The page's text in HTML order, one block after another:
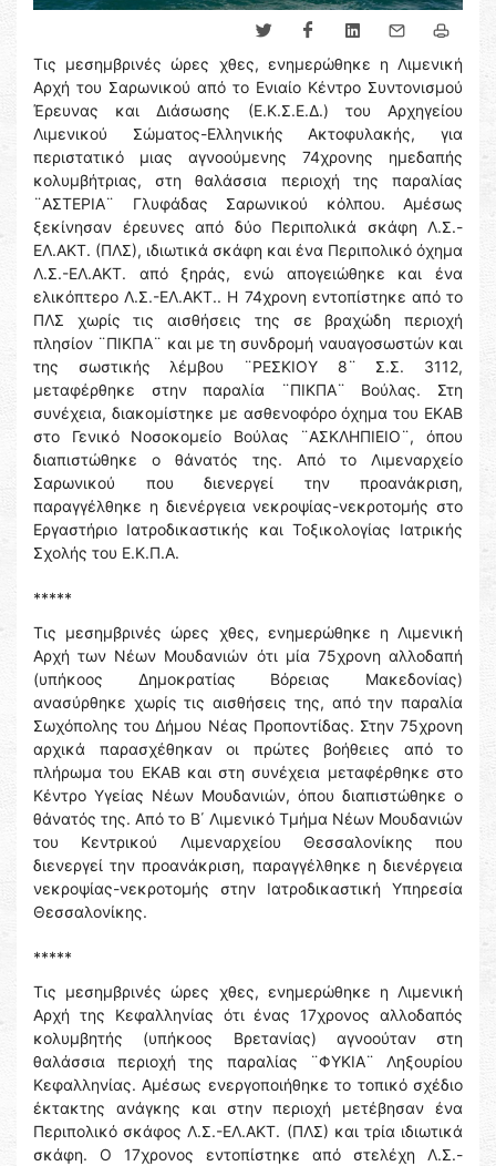
Τις μεσημβρινές ώρες χθες, ενημερώθηκε η Λιμενική
Αρχή του Σαρωνικού από το Ενιαίο Κέντρο Συντονισμού
Έρευνας και Διάσωσης (Ε.Κ.Σ.Ε.Δ.) του Αρχηγείου
Λιμενικού Σώματος-Ελληνικής Ακτοφυλακής, για
περιστατικό μιας αγνοούμενης 74χρονης ημεδαπής
κολυμβήτριας, στη θαλάσσια περιοχή της παραλίας
¨ΑΣΤΕΡΙΑ¨ Γλυφάδας Σαρωνικού κόλπου. Αμέσως
ξεκίνησαν έρευνες από δύο Περιπολικά σκάφη Λ.Σ.-
ΕΛ.ΑΚΤ. (ΠΛΣ), ιδιωτικά σκάφη και ένα Περιπολικό όχημα
Λ.Σ.-ΕΛ.ΑΚΤ. από ξηράς, ενώ απογειώθηκε και ένα
ελικόπτερο Λ.Σ.-ΕΛ.ΑΚΤ.. Η 74χρονη εντοπίστηκε από το
ΠΛΣ χωρίς τις αισθήσεις της σε βραχώδη περιοχή
πλησίον ¨ΠΙΚΠΑ¨ και με τη συνδρομή ναυαγοσωστών και
της σωστικής λέμβου ¨ΡΕΣΚΙΟΥ 8¨ Σ.Σ. 3112,
μεταφέρθηκε στην παραλία ¨ΠΙΚΠΑ¨ Βούλας. Στη
συνέχεια, διακομίστηκε με ασθενοφόρο όχημα του ΕΚΑΒ
στο Γενικό Νοσοκομείο Βούλας ¨ΑΣΚΛΗΠΙΕΙΟ¨, όπου
διαπιστώθηκε ο θάνατός της. Από το Λιμεναρχείο
Σαρωνικού που διενεργεί την προανάκριση,
παραγγέλθηκε η διενέργεια νεκροψίας-νεκροτομής στο
Εργαστήριο Ιατροδικαστικής και Τοξικολογίας Ιατρικής
Σχολής του Ε.Κ.Π.Α.
*****
Τις μεσημβρινές ώρες χθες, ενημερώθηκε η Λιμενική
Αρχή των Νέων Μουδανιών ότι μία 75χρονη αλλοδαπή
(υπήκοος Δημοκρατίας Βόρειας Μακεδονίας)
ανασύρθηκε χωρίς τις αισθήσεις της, από την παραλία
Σωχόπολης του Δήμου Νέας Προποντίδας. Στην 75χρονη
αρχικά παρασχέθηκαν οι πρώτες βοήθειες από το
πλήρωμα του ΕΚΑΒ και στη συνέχεια μεταφέρθηκε στο
Κέντρο Υγείας Νέων Μουδανιών, όπου διαπιστώθηκε ο
θάνατός της. Από το Β΄ Λιμενικό Τμήμα Νέων Μουδανιών
του Κεντρικού Λιμεναρχείου Θεσσαλονίκης που
διενεργεί την προανάκριση, παραγγέλθηκε η διενέργεια
νεκροψίας-νεκροτομής στην Ιατροδικαστική Υπηρεσία
Θεσσαλονίκης.
*****
Τις μεσημβρινές ώρες χθες, ενημερώθηκε η Λιμενική
Αρχή της Κεφαλληνίας ότι ένας 17χρονος αλλοδαπός
κολυμβητής (υπήκοος Βρετανίας) αγνοούταν στη
θαλάσσια περιοχή της παραλίας ¨ΦΥΚΙΑ¨ Ληξουρίου
Κεφαλληνίας. Αμέσως ενεργοποιήθηκε το τοπικό σχέδιο
έκτακτης ανάγκης και στην περιοχή μετέβησαν ένα
Περιπολικό σκάφος Λ.Σ.-ΕΛ.ΑΚΤ. (ΠΛΣ) και τρία ιδιωτικά
σκάφη. Ο 17χρονος εντοπίστηκε από στελέχη Λ.Σ.-